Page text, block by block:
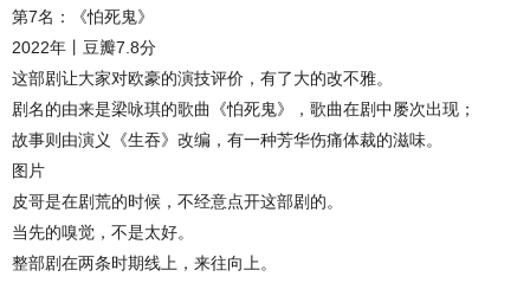
第7名：《怕死鬼》
2022年丨豆瓣7.8分
这部剧让大家对欧豪的演技评价，有了大的改不雅。
剧名的由来是梁咏琪的歌曲《怕死鬼》，歌曲在剧中屡次出现；
故事则由演义《生吞》改编，有一种芳华伤痛体裁的滋味。
图片
皮哥是在剧荒的时候，不经意点开这部剧的。
当先的嗅觉，不是太好。
整部剧在两条时期线上，来往向上。